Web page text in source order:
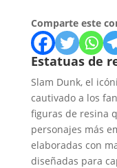
Comparte este
Estatuas de
Slam Dunk, el
cautivado a los
figuras de resina
personajes más
elaboradas con
diseñadas para